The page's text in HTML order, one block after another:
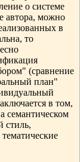
о системе
автора, можно
в
то
(сравнение
план"
в том,
семантическом
стиль,